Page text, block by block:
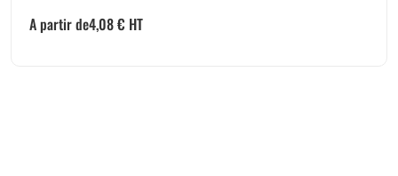
A partir de4,08€ HT